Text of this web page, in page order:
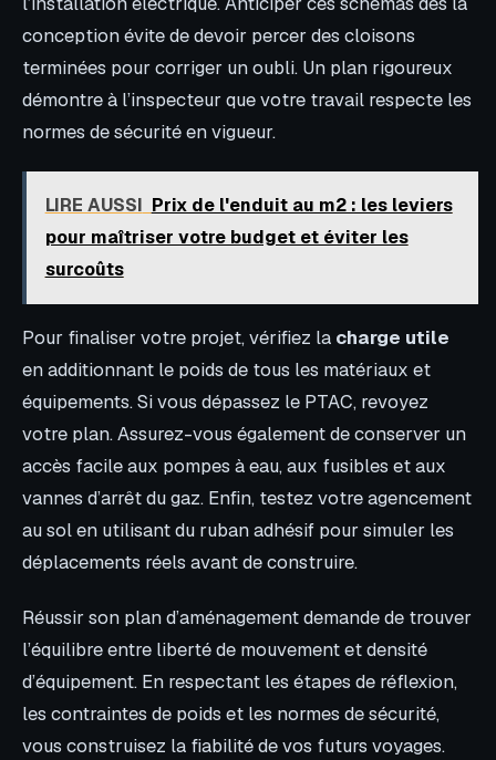
conception évite de devoir percer des cloisons
terminées pour corriger un oubli. Un plan rigoureux
démontre à l’inspecteur que votre travail respecte les
normes de sécurité en vigueur.
LIRE AUSSI Prix de l'enduit au m2 : les leviers
pour maîtriser votre budget et éviter les
surcoûts
Pour finaliser votre projet, vérifiez la charge utile
en additionnant le poids de tous les matériaux et
équipements. Si vous dépassez le PTAC, revoyez
votre plan. Assurez-vous également de conserver un
accès facile aux pompes à eau, aux fusibles et aux
vannes d’arrêt du gaz. Enfin, testez votre agencement
au sol en utilisant du ruban adhésif pour simuler les
déplacements réels avant de construire.
Réussir son plan d’aménagement demande de trouver
l’équilibre entre liberté de mouvement et densité
d’équipement. En respectant les étapes de réflexion,
les contraintes de poids et les normes de sécurité,
vous construisez la fiabilité de vos futurs voyages.